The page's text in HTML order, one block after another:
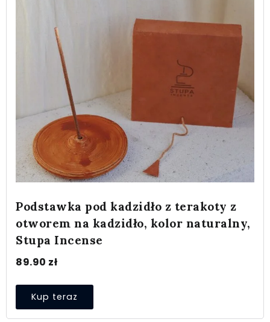
Podstawka pod kadzidło z terakoty z
otworem na kadzidło, kolor naturalny,
Stupa Incense
89.90 zł
Kup teraz